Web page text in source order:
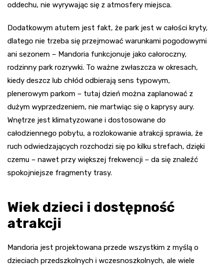
oddechu, nie wyrywając się z atmosfery miejsca.
Dodatkowym atutem jest fakt, że park jest w całości kryty,
dlatego nie trzeba się przejmować warunkami pogodowymi
ani sezonem – Mandoria funkcjonuje jako całoroczny,
rodzinny park rozrywki. To ważne zwłaszcza w okresach,
kiedy deszcz lub chłód odbierają sens typowym,
plenerowym parkom – tutaj dzień można zaplanować z
dużym wyprzedzeniem, nie martwiąc się o kaprysy aury.
Wnętrze jest klimatyzowane i dostosowane do
całodziennego pobytu, a rozlokowanie atrakcji sprawia, że
ruch odwiedzających rozchodzi się po kilku strefach, dzięki
czemu – nawet przy większej frekwencji – da się znaleźć
spokojniejsze fragmenty trasy.
Wiek dzieci i dostępność
atrakcji
Mandoria jest projektowana przede wszystkim z myślą o
dzieciach przedszkolnych i wczesnoszkolnych, ale wiele